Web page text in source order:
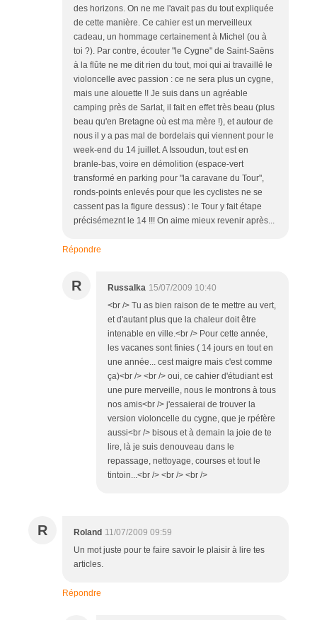
des horizons. On ne me l'avait pas du tout expliquée
de cette manière. Ce cahier est un merveilleux
cadeau, un hommage certainement à Michel (ou à
toi ?). Par contre, écouter "le Cygne" de Saint-Saëns
à la flûte ne me dit rien du tout, moi qui ai travaillé le
violoncelle avec passion : ce ne sera plus un cygne,
mais une alouette !! Je suis dans un agréable
camping près de Sarlat, il fait en effet très beau (plus
beau qu'en Bretagne où est ma mère !), et autour de
nous il y a pas mal de bordelais qui viennent pour le
week-end du 14 juillet. A Issoudun, tout est en
branle-bas, voire en démolition (espace-vert
transformé en parking pour "la caravane du Tour",
ronds-points enlevés pour que les cyclistes ne se
cassent pas la figure dessus) : le Tour y fait étape
précisémeznt le 14 !!! On aime mieux revenir après...
Répondre
R Russalka 15/07/2009 10:40
<br /> Tu as bien raison de te mettre au vert,
et d'autant plus que la chaleur doit être
intenable en ville.<br /> Pour cette année,
les vacanes sont finies ( 14 jours en tout en
une année... cest maigre mais c'est comme
ça)<br /> <br /> oui, ce cahier d'étudiant est
une pure merveille, nous le montrons à tous
nos amis<br /> j'essaierai de trouver la
version violoncelle du cygne, que je rpéfère
aussi<br /> bisous et à demain la joie de te
lire, là je suis denouveau dans le
repassage, nettoyage, courses et tout le
tintoin...<br /> <br /> <br />
R Roland 11/07/2009 09:59
Un mot juste pour te faire savoir le plaisir à lire tes
articles.
Répondre